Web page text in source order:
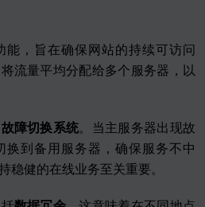
能，旨在确保网站的持续可访问
流量平均分配给多个服务器，以
故障切换系统。当主服务器出现故
换到备用服务器，确保服务不中
稳健的在线业务至关重要。